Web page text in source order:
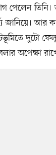
পেলেন
জানিয়ে। আর
দুটো
অপেক্ষা